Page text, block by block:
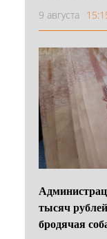
9 августа
тысяч
бродячая